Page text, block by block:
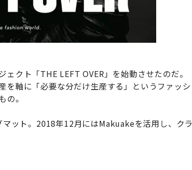
クト「THE LEFT OVER」を始動させたのだ。
を軸に「必要な分だけ生産する」というファッシ
。
ット。2018年12月にはMakuakeを活用し、クラ